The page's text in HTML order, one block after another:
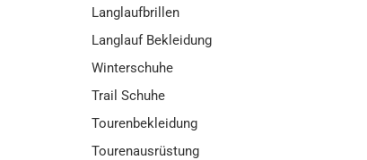
Langlaufbrillen
Langlauf Bekleidung
Winterschuhe
Trail Schuhe
Tourenbekleidung
Tourenausrüstung